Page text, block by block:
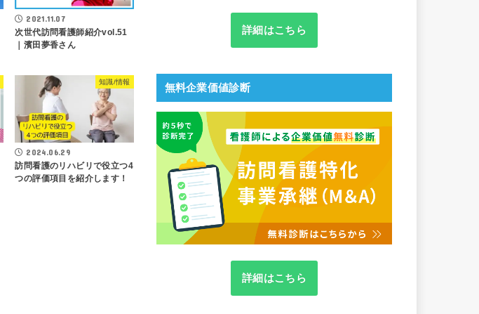
2021.11.07
次世代訪問看護師紹介vol.51
｜濱田夢香さん
知識/情報
2024.06.29
訪問看護のリハビリで役立つ4
つの評価項目を紹介します！
詳細はこちら
無料企業価値診断
詳細はこちら